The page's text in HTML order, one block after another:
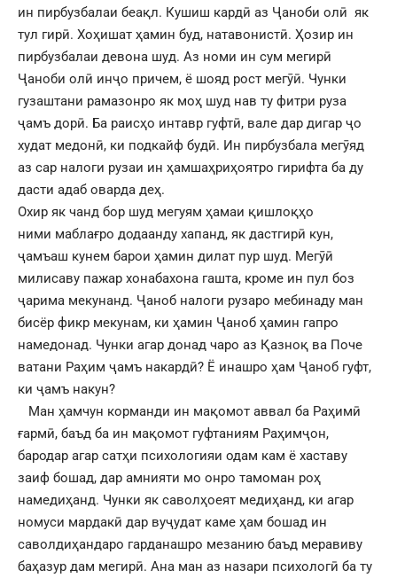
ин пирбузбалаи беақл. Кушиш кардӣ аз Ҷаноби олӣ як
тул гирӣ. Хоҳишат ҳамин буд, натавонистӣ. Ҳозир ин
пирбузбалаи девона шуд. Аз номи ин сум мегирӣ
Ҷаноби олӣ инҷо причем, ё шояд рост мегӯӣ. Чунки
гузаштани рамазонро як моҳ шуд нав ту фитри руза
ҷамъ дорӣ. Ба раисҳо интавр гуфтӣ, вале дар дигар ҷо
худат медонӣ, ки подкайф будӣ. Ин пирбузбала мегӯяд
аз сар налоги рузаи ин ҳамшаҳриҳоятро гирифта ба ду
дасти адаб оварда деҳ.
Охир як чанд бор шуд мегуям ҳамаи қишлоқҳо
ними маблағро додаанду хапанд, як дастгирӣ кун,
ҷамъаш кунем барои ҳамин дилат пур шуд. Мегӯӣ
милисаву пажар хонабахона гашта, кроме ин пул боз
ҷарима мекунанд. Ҷаноб налоги рузаро мебинаду ман
бисёр фикр мекунам, ки ҳамин Ҷаноб ҳамин гапро
намедонад. Чунки агар донад чаро аз Қазноқ ва Поче
ватани Раҳим ҷамъ накардӣ? Ё инашро ҳам Ҷаноб гуфт,
ки ҷамъ накун?
Ман ҳамчун корманди ин мақомот аввал ба Раҳимӣ
ғармӣ, баъд ба ин мақомот гуфтаниям Раҳимҷон,
бародар агар сатҳи психологияи одам кам ё хаставу
заиф бошад, дар амнияти мо онро тамоман роҳ
намедиҳанд. Чунки як саволҳоеят медиҳанд, ки агар
номуси мардакӣ дар вуҷудат каме ҳам бошад ин
саволдиҳандаро гарданашро мезанию баъд меравиву
баҳазур дам мегирӣ. Ана ман аз назари психологӣ ба ту